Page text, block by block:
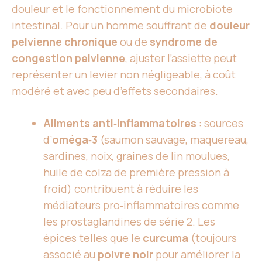
douleur et le fonctionnement du microbiote
intestinal. Pour un homme souffrant de douleur
pelvienne chronique ou de syndrome de
congestion pelvienne, ajuster l’assiette peut
représenter un levier non négligeable, à coût
modéré et avec peu d’effets secondaires.
Aliments anti‑inflammatoires : sources
d’oméga‑3 (saumon sauvage, maquereau,
sardines, noix, graines de lin moulues,
huile de colza de première pression à
froid) contribuent à réduire les
médiateurs pro‑inflammatoires comme
les prostaglandines de série 2. Les
épices telles que le curcuma (toujours
associé au poivre noir pour améliorer la